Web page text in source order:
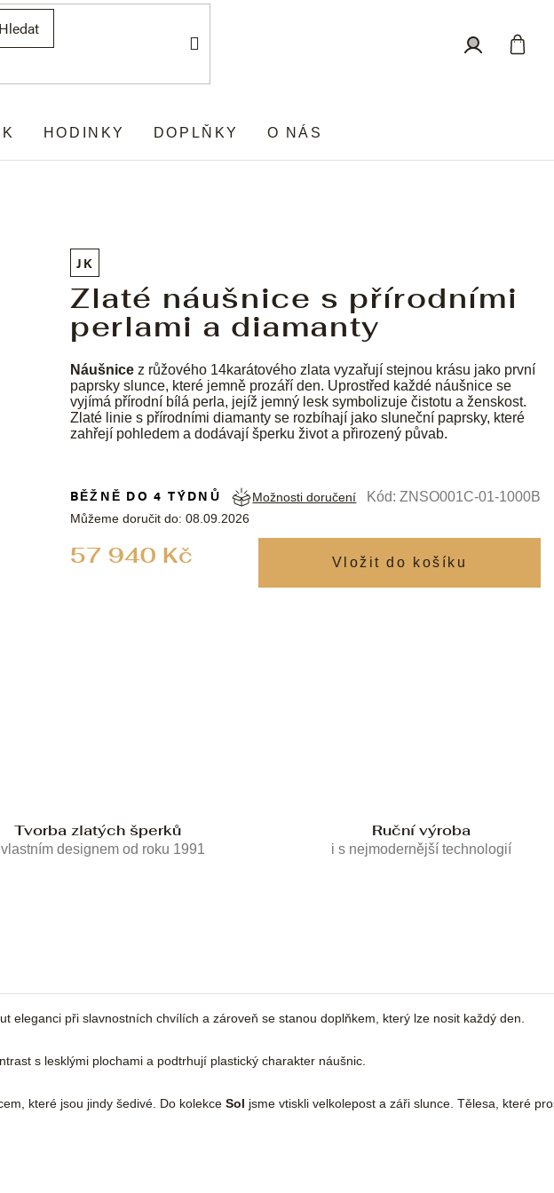
Hledat
HODINKY DOPLŇKY O NÁS
JK
Zlaté náušnice s přírodními
perlami a diamanty
Náušnice z růžového 14karátového zlata vyzařují stejnou krásu jako první
paprsky slunce, které jemně prozáří den. Uprostřed každé náušnice se
vyjímá přírodní bílá perla, jejíž jemný lesk symbolizuje čistotu a ženskost.
Zlaté linie s přírodními diamanty se rozbíhají jako sluneční paprsky, které
zahřejí pohledem a dodávají šperku život a přirozený půvab.
57 940 Kč
BĚŽNĚ DO 4 TÝDNŮ
Můžeme doručit do: 08.09.2026
Možnosti doručení Kód: ZNSO001C-01-1000B
Tvorba zlatých šperků
designem od roku 1991
Ruční výroba
i s nejmodernější technologií
při slavnostních chvílích a zároveň se stanou doplňkem, který lze nosit každý den.
s lesklými plochami a podtrhují plastický charakter náušnic.
které jsou jindy šedivé. Do kolekce Sol jsme vtiskli velkolepost a záři slunce. Tělesa, které